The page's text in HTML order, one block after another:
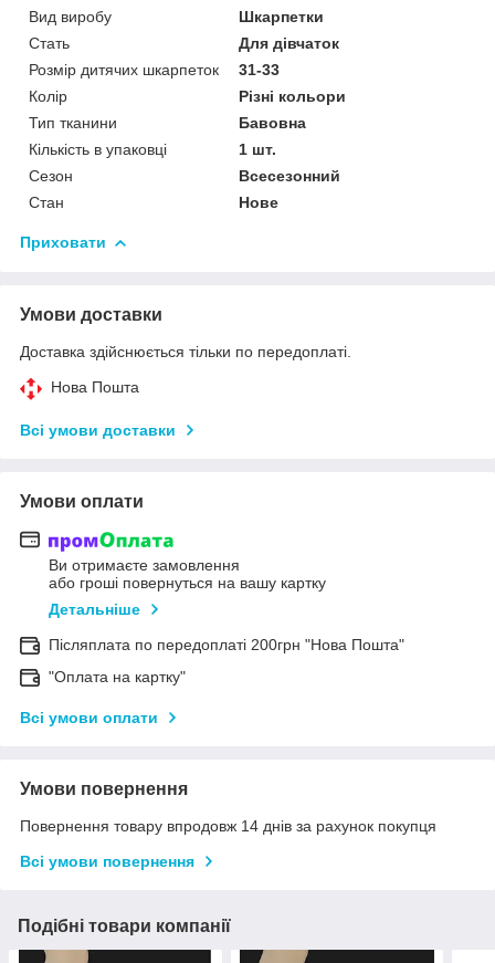
Вид виробу
Шкарпетки
Стать
Для дівчаток
Розмір дитячих шкарпеток
31-33
Колір
Різні кольори
Тип тканини
Бавовна
Кількість в упаковці
1 шт.
Сезон
Всесезонний
Стан
Нове
Приховати
Умови доставки
Доставка здійснюється тільки по передоплаті.
Нова Пошта
Всі умови доставки
Умови оплати
Ви отримаєте замовлення
або гроші повернуться на вашу картку
Детальніше
Післяплата по передоплаті 200грн "Нова Пошта"
"Оплата на картку"
Всі умови оплати
Умови повернення
Повернення товару впродовж 14 днів за рахунок покупця
Всі умови повернення
Подібні товари компанії